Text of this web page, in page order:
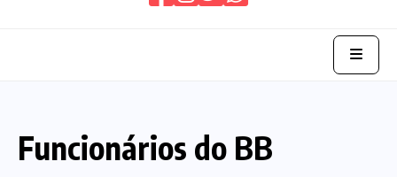
O Sindicato
Funcionários do BB